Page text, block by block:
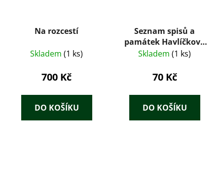
Na rozcestí
Skladem (1 ks)
700 Kč
DO KOŠÍKU
Seznam spisů a
památek Havlíčkovy
výstavky v Praze 1931
Josefa Nováčka
Skladem (1 ks)
70 Kč
DO KOŠÍKU